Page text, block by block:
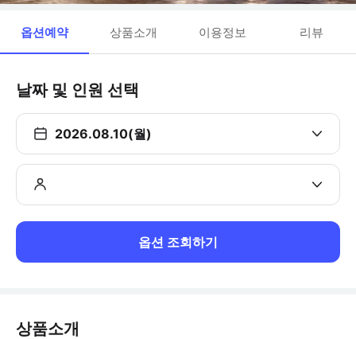
옵션예약 상품소개 이용정보 리뷰
날짜 및 인원 선택
2026.08.10(월)
옵션 조회하기
상품소개